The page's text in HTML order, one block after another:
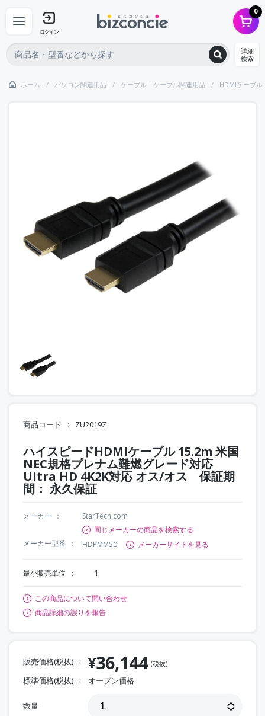
ログイン
0
詳細
検索
ホーム パソコン関連用品 ケーブル・ケーブル関連用品 HDMIケーブル
商品コード ZU2019Z
ハイスピードHDMIケーブル 15.2m 米国
NEC規格プレナム難燃グレード対応
Ultra HD 4K2K対応 オス/オス 保証期
間： 永久保証
メーカー
StarTech.com
同じメーカーの商品を検索する
メーカー型番
HDPMM50 メーカーサイトを見る
最小販売単位 1
この商品について問い合わせ
商品詳細の誤りを報告
販売価格(税抜) ¥36,144 (税抜)
標準価格(税抜) オープン価格
数量